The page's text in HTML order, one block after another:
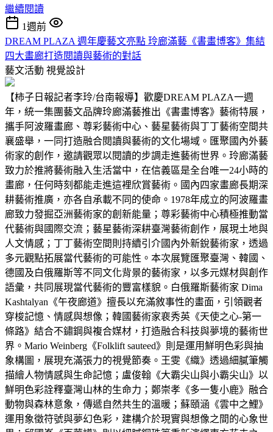
繼續閱讀
1週前
DREAM PLAZA 週年慶藝文亮點 玲廊滿藝《書畫博客》集結
四大畫廊打造閱讀與藝術的對話
藝文活動 視覺設計
【柿子日報記者李玲/台南報導】歡慶DREAM PLAZA一週
年，統一集團藝文品牌玲廊滿藝推出《書畫博客》藝術特展，
攜手阿波羅畫廊、尊彩藝術中心、藝星藝術與丁丁藝術空間共
襄盛舉，一同打造融合閱讀與藝術的文化場域。匯聚國內外藝
術家的創作，邀請觀眾以閱讀的步調走進藝術世界。玲廊滿藝
致力於推將藝術融入生活當中，在信義區是全台唯一24小時的
畫廊，任何時刻都能走進這裡欣賞藝術。國內四家畫廊長期深
耕藝術推廣，亦各自承載不同的使命。1978年成立的阿波羅畫
廊致力發掘亞洲藝術家的創新能量；尊彩藝術中心積極推動當
代藝術與國際交流；藝星藝術深耕臺灣藝術創作，展現土地與
人文情感；丁丁藝術空間則持續引介國內外新銳藝術家，透過
多元觀點拓展當代藝術的可能性。本次展覽匯聚臺灣、韓國、
德國及白俄羅斯等不同文化背景的藝術家，以多元媒材與創作
語彙，共同展現當代藝術的豐富樣貌。白俄羅斯藝術家 Dima
Kashtalyan《午夜廊道》擅長以充滿敘事性的畫面，引領觀者
穿梭記憶、情感與想像；韓國藝術家裵秀英《天使之心-第一
條路》結合不鏽鋼與複合媒材，打造融合科技與夢境的藝術世
界。Mario Weinberg《Folklift sauteed》則是運用鮮明色彩與抽
象構圖，展現充滿張力的視覺節奏。王雯《織》透過細膩筆觸
描繪人物情感與生命記憶；盧俊翰《大霸尖山與小霸尖山》以
鮮明色彩詮釋臺灣山林的生命力；鄭崇孝《多一隻小鹿》融合
動物與森林意象，傳遞自然共生的溫暖；蘇頤涵《雲中之鯉》
運用象徵符號與夢幻色彩，建構介於現實與想像之間的心象世